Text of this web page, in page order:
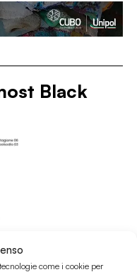
come i cookie per
Black